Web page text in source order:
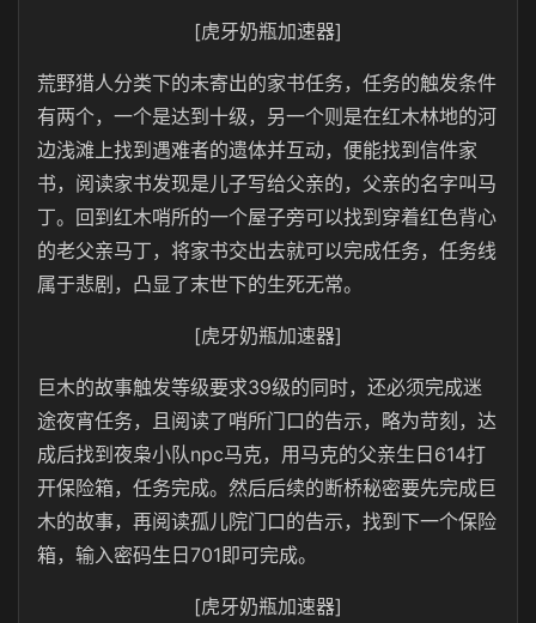
[虎牙奶瓶加速器]
荒野猎人分类下的未寄出的家书任务，任务的触发条件
有两个，一个是达到十级，另一个则是在红木林地的河
边浅滩上找到遇难者的遗体并互动，便能找到信件家
书，阅读家书发现是儿子写给父亲的，父亲的名字叫马
丁。回到红木哨所的一个屋子旁可以找到穿着红色背心
的老父亲马丁，将家书交出去就可以完成任务，任务线
属于悲剧，凸显了末世下的生死无常。
[虎牙奶瓶加速器]
巨木的故事触发等级要求39级的同时，还必须完成迷
途夜宵任务，且阅读了哨所门口的告示，略为苛刻，达
成后找到夜枭小队npc马克，用马克的父亲生日614打
开保险箱，任务完成。然后后续的断桥秘密要先完成巨
木的故事，再阅读孤儿院门口的告示，找到下一个保险
箱，输入密码生日701即可完成。
[虎牙奶瓶加速器]